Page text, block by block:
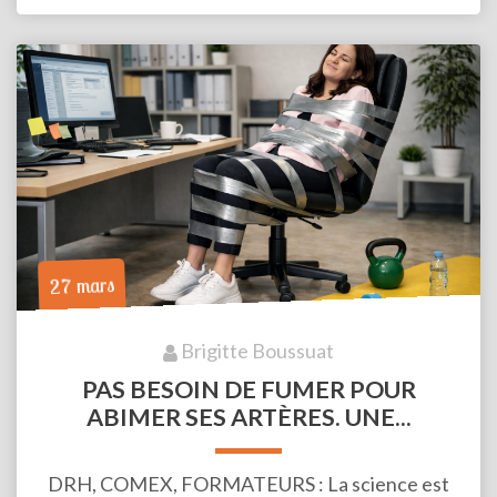
27 mars
Brigitte Boussuat
PAS BESOIN DE FUMER POUR
ABIMER SES ARTÈRES. UNE...
DRH, COMEX, FORMATEURS : La science est